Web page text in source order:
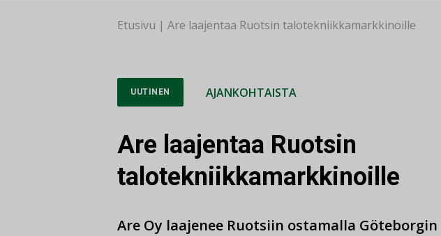
Etusivu | Are laajentaa Ruotsin talotekniikkamarkkinoille
UUTINEN AJANKOHTAISTA
Are laajentaa Ruotsin
talotekniikkamarkkinoille
Are Oy laajenee Ruotsiin ostamalla